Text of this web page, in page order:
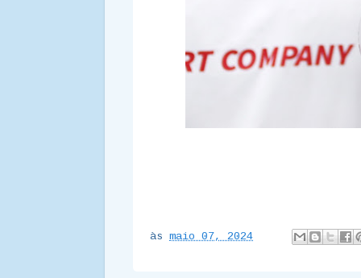
às maio 07, 2024